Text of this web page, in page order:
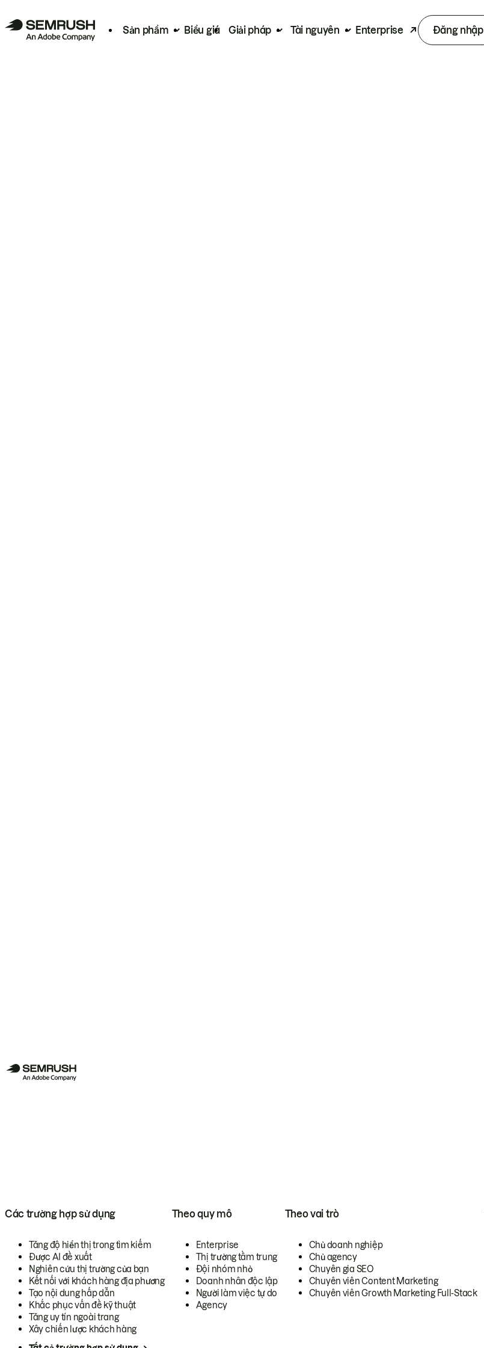
Sản phẩm Biểu giá Giải pháp Tài nguyên Enterprise Đăng nhập
Các trường hợp sử dụng
Tăng độ hiển thị trong tìm kiếm
Được AI đề xuất
Nghiên cứu thị trường của bạn
Kết nối với khách hàng địa phương
Tạo nội dung hấp dẫn
Khắc phục vấn đề kỹ thuật
Tăng uy tín ngoài trang
Xây chiến lược khách hàng
Theo quy mô
Enterprise
Thị trường tầm trung
Đội nhóm nhỏ
Doanh nhân độc lập
Người làm việc tự do
Agency
Theo vai trò
Chủ doanh nghiệp
Chủ agency
Chuyên gia SEO
Chuyên viên Content Marketing
Chuyên viên Growth Marketing Full-Stack